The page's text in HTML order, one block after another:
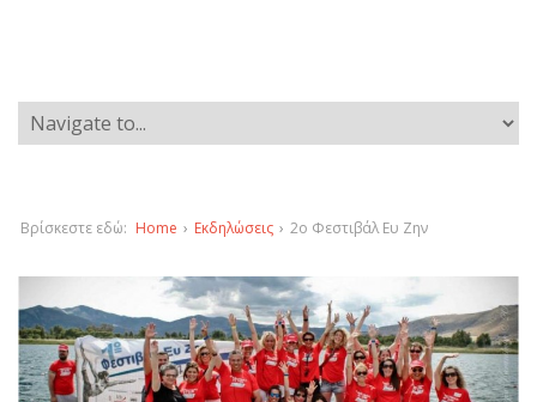
Βρίσκεστε εδώ: Home › Εκδηλώσεις › 2ο Φεστιβάλ Ευ Ζην